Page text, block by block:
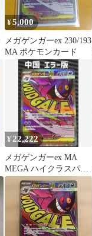
¥5,000
メガゲンガーex 230/193
MA ポケモンカード
¥ 22,222
メガゲンガーex MA
MEGA ハイクラスパッ
クエラーカード